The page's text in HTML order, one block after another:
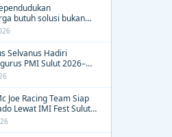
Manado
Selvanus Hadiri
PMI Sulut 2026–
Gerak Cepat untuk
Joe Racing Team Siap
Lewat IMI Fest Sulut
Championship